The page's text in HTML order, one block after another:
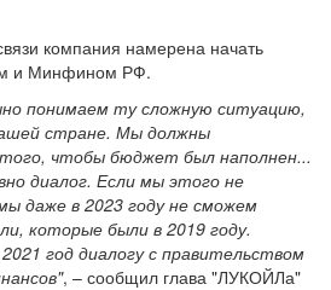
компания намерена начать
и Минфином РФ.
понимаем ту сложную ситуацию,
стране. Мы должны
чтобы бюджет был наполнен...
диалог. Если мы этого не
даже в 2023 году не сможем
которые были в 2019 году.
год диалогу с правительством
, – сообщил глава "ЛУКОЙЛа"